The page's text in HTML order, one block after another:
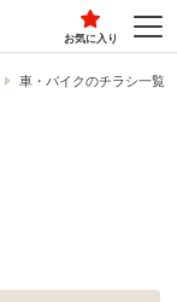
お気に入り
車・バイクのチラシ一覧